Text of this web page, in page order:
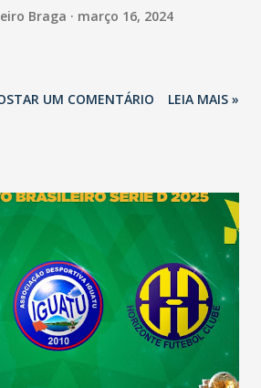
Braga março 16, 2024
UM COMENTÁRIO LEIA MAIS »